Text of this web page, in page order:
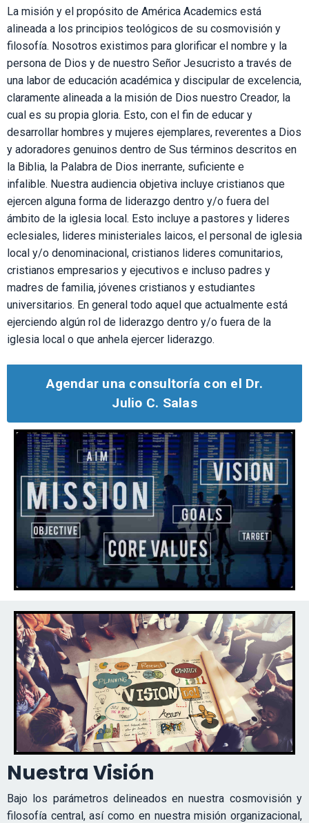
La misión y el propósito de América Academics está
alineada a los principios teológicos de su cosmovisión y
filosofía. Nosotros existimos para glorificar el nombre y la
persona de Dios y de nuestro Señor Jesucristo a través de
una labor de educación académica y discipular de excelencia,
claramente alineada a la misión de Dios nuestro Creador, la
cual es su propia gloria. Esto, con el fin de educar y
desarrollar hombres y mujeres ejemplares, reverentes a Dios
y adoradores genuinos dentro de Sus términos descritos en
la Biblia, la Palabra de Dios inerrante, suficiente e
infalible. Nuestra audiencia objetiva incluye cristianos que
ejercen alguna forma de liderazgo dentro y/o fuera del
ámbito de la iglesia local. Esto incluye a pastores y lideres
eclesiales, lideres ministeriales laicos, el personal de iglesia
local y/o denominacional, cristianos lideres comunitarios,
cristianos empresarios y ejecutivos e incluso padres y
madres de familia, jóvenes cristianos y estudiantes
universitarios. En general todo aquel que actualmente está
ejerciendo algún rol de liderazgo dentro y/o fuera de la
iglesia local o que anhela ejercer liderazgo.
Agendar una consultoría con el Dr.
Julio C. Salas
Nuestra Visión
Bajo los parámetros delineados en nuestra cosmovisión y
filosofía central, así como en nuestra misión organizacional,